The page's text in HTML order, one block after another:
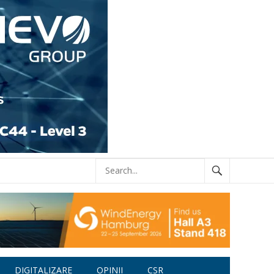
DIGITALIZARE OPINII CSR